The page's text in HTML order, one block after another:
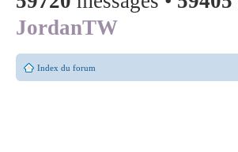
JordanTW
Index du forum